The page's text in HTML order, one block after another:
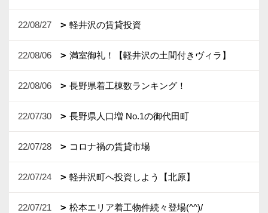
22/08/27 軽井沢の賃貸投資
22/08/06 満室御礼！【軽井沢の土間付きヴィラ】
22/08/06 長野県着工棟数ランキング！
22/07/30 長野県人口増 No.1の御代田町
22/07/28 コロナ禍の賃貸市場
22/07/24 軽井沢町へ投資しよう【北原】
22/07/21 松本エリア着工物件続々登場(^^)/